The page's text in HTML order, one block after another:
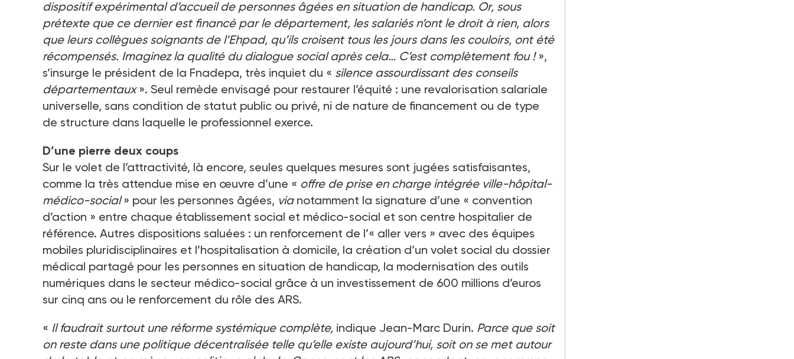
dispositif expérimental d’accueil de personnes âgées en situation de handicap. Or, sous
prétexte que ce dernier est financé par le département, les salariés n’ont le droit à rien, alors
que leurs collègues soignants de l’Ehpad, qu’ils croisent tous les jours dans les couloirs, ont été
récompensés. Imaginez la qualité du dialogue social après cela… C’est complètement fou !»,
s’insurge le président de la Fnadepa, très inquiet du « silence assourdissant des conseils
départementaux». Seul remède envisagé pour restaurer l’équité : une revalorisation salariale
universelle, sans condition de statut public ou privé, ni de nature de financement ou de type
de structure dans laquelle le professionnel exerce.
D’une pierre deux coups
Sur le volet de l’attractivité, là encore, seules quelques mesures sont jugées satisfaisantes,
comme la très attendue mise en œuvre d’une « offre de prise en charge intégrée ville-hôpital-
médico-social» pour les personnes âgées, vianotamment la signature d’une « convention
d’action » entre chaque établissement social et médico-social et son centre hospitalier de
référence. Autres dispositions saluées : un renforcement de l’« aller vers » avec des équipes
mobiles pluridisciplinaires et l’hospitalisation à domicile, la création d’un volet social du dossier
médical partagé pour les personnes en situation de handicap, la modernisation des outils
numériques dans le secteur médico-social grâce à un investissement de 600 millions d’euros
sur cinq ans ou le renforcement du rôle des ARS.
« Il faudrait surtout une réforme systémique complète, indique Jean-Marc Durin. Parce que soit
on reste dans une politique décentralisée telle qu’elle existe aujourd’hui, soit on se met autour